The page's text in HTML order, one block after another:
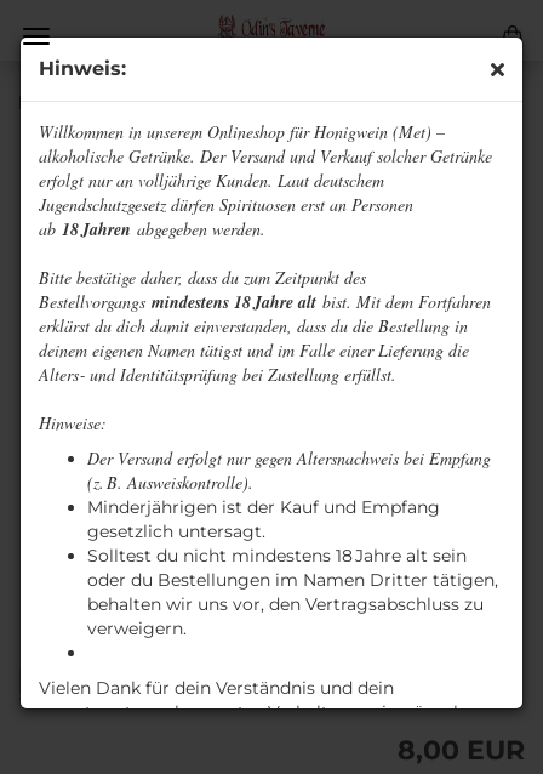
Hinweis:
Willkommen in unserem Onlineshop für Honigwein (Met) –
alkoholische Getränke. Der Versand und Verkauf solcher Getränke
erfolgt nur an volljährige Kunden. Laut deutschem
Jugendschutzgesetz dürfen Spirituosen erst an Personen
ab 18 Jahren abgegeben werden.
Bitte bestätige daher, dass du zum Zeitpunkt des
Bestellvorgangs mindestens 18 Jahre alt bist. Mit dem Fortfahren
erklärst du dich damit einverstanden, dass du die Bestellung in
deinem eigenen Namen tätigst und im Falle einer Lieferung die
Alters‑ und Identitätsprüfung bei Zustellung erfüllst.
Hinweise:
Der Versand erfolgt nur gegen Altersnachweis bei Empfang
(z. B. Ausweiskontrolle).
Minderjährigen ist der Kauf und Empfang
gesetzlich untersagt.
Solltest du nicht mindestens 18 Jahre alt sein
oder du Bestellungen im Namen Dritter tätigen,
behalten wir uns vor, den Vertragsabschluss zu
verweigern.
Vielen Dank für dein Verständnis und dein
verantwortungsbewusstes Verhalten – wir wünschen
Koboldfeuer - Wildrosenwein
ca. 3-4 Tage
8,00 EUR